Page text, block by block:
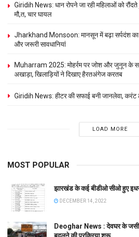
Giridih News: धान रोपने जा रही महिलाओं को
मौ,त, चार घायल
Jharkhand Monsoon: मानसून में बढ़ा सर्पदंश का
और जरूरी सावधानियां
Muharram 2025: मोहर्रम पर जोश और जुनून के
अखाड़ा, खिलाड़‍ियों ने दिखाए हैरतअंगेज करतब
Giridih News: हीटर की सफाई बनी जानलेवा, करंट
LOAD MORE
MOST POPULAR
झारखंड के कई बीडीओ सीओ हुए
DECEMBER 14, 2022
Deoghar News : देवघर के